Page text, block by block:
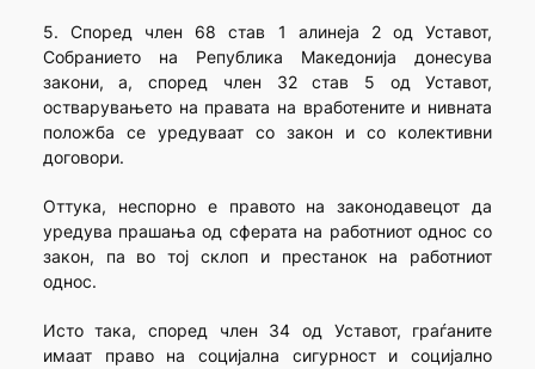
5. Според член 68 став 1 алинеја 2 од Уставот,
Собранието на Република Македонија донесува
закони, а, според член 32 став 5 од Уставот,
остварувањето на правата на вработените и нивната
положба се уредуваат со закон и со колективни
договори.
Оттука, неспорно е правото на законодавецот да
уредува прашања од сферата на работниот однос со
закон, па во тој склоп и престанок на работниот
однос.
Исто така, според член 34 од Уставот, граѓаните
имаат право на социјална сигурност и социјално